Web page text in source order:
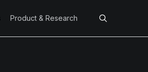
Product & Research